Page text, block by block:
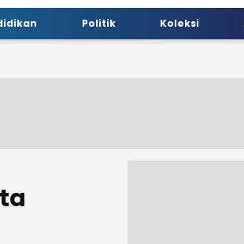
Politik Koleksi